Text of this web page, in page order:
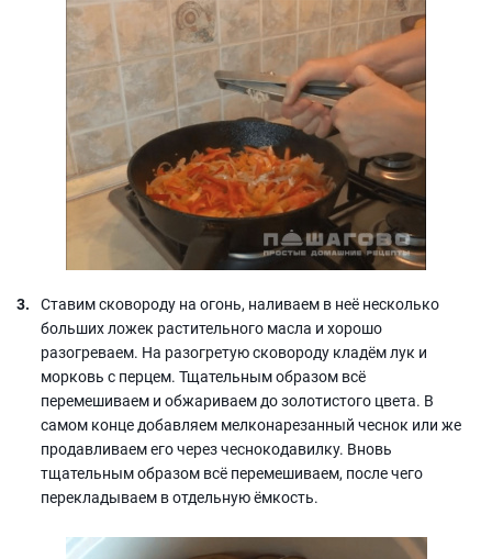
Ставим сковороду на огонь, наливаем в неё несколько
больших ложек растительного масла и хорошо
разогреваем. На разогретую сковороду кладём лук и
морковь с перцем. Тщательным образом всё
перемешиваем и обжариваем до золотистого цвета. В
самом конце добавляем мелконарезанный чеснок или же
продавливаем его через чеснокодавилку. Вновь
тщательным образом всё перемешиваем, после чего
перекладываем в отдельную ёмкость.